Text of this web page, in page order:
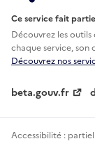
Ce service fait
Découvrez les
chaque service, son
Découvrez nos
beta.gouv.fr
Accessibilité :